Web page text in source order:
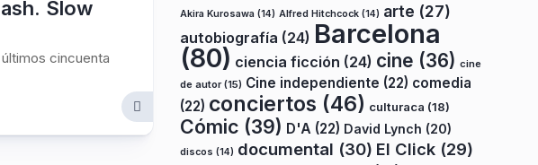
Slow
cincuenta
Akira Kurosawa (14) Alfred Hitchcock (14) arte (27)
autobiografía (24) Barcelona
(80) ciencia ficción (24) cine (36) cine
de autor(15) Cine independiente (22) comedia
(22) conciertos (46) culturaca (18)
Cómic (39) D'A (22) David Lynch (20)
discos (14) documental (30) El Click (29)